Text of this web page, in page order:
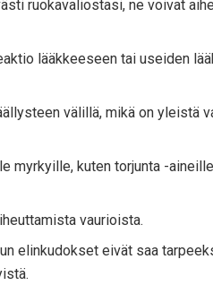
ruokavaliostasi, ne voivat
lääkkeeseen tai useiden
välillä, mikä on yleistä
myrkyille, kuten torjunta -
vaurioista.
elinkudokset eivät saa